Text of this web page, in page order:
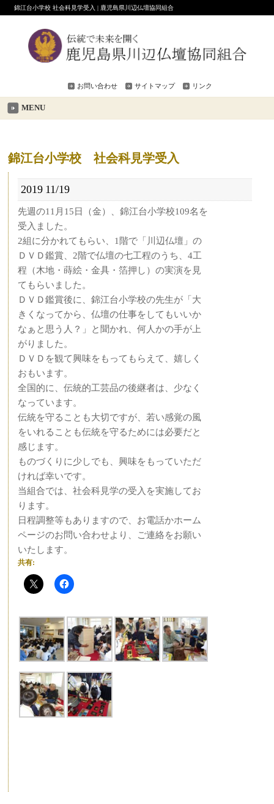
錦江台小学校 社会科見学受入 | 鹿児島県川辺仏壇協同組合
お問い合わせ サイトマップ リンク
MENU
錦江台小学校 社会科見学受入
11/19
2019
先週の11月15日（金）、錦江台小学校109名を
受入ました。
2組に分かれてもらい、1階で「川辺仏壇」の
ＤＶＤ鑑賞、2階で仏壇の七工程のうち、4工
程（木地・蒔絵・金具・箔押し）の実演を見
てもらいました。
ＤＶＤ鑑賞後に、錦江台小学校の先生が「大
きくなってから、仏壇の仕事をしてもいいか
なぁと思う人？」と聞かれ、何人かの手が上
がりました。
ＤＶＤを観て興味をもってもらえて、嬉しく
おもいます。
全国的に、伝統的工芸品の後継者は、少なく
なっています。
伝統を守ることも大切ですが、若い感覚の風
をいれることも伝統を守るためには必要だと
感じます。
ものづくりに少しでも、興味をもっていただ
ければ幸いです。
当組合では、社会科見学の受入を実施してお
ります。
日程調整等もありますので、お電話かホーム
ページのお問い合わせより、ご連絡をお願い
いたします。
共有: